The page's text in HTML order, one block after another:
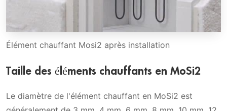
Élément chauffant Mosi2 après installation
Taille des éléments chauffants en MoSi2
Le diamètre de l'élément chauffant en MoSi2 est